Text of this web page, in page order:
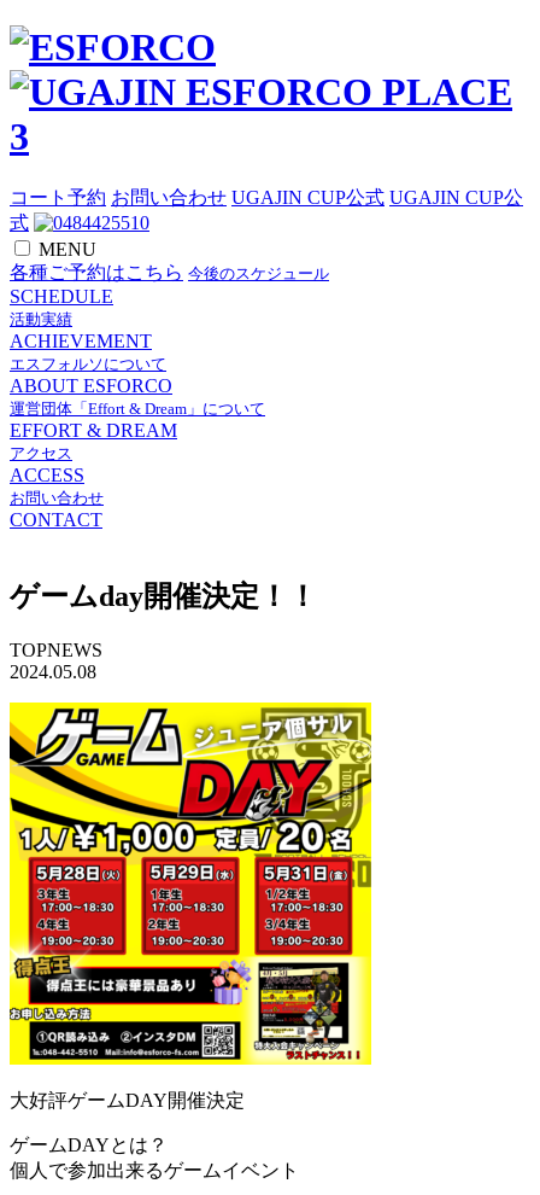
コート予約 お問い合わせ UGAJIN CUP公式 UGAJIN CUP公
式
MENU
各種ご予約はこちら 今後のスケジュール
SCHEDULE
活動実績
ACHIEVEMENT
エスフォルソについて
ABOUT ESFORCO
運営団体「Effort & Dream」について
EFFORT & DREAM
アクセス
ACCESS
お問い合わせ
CONTACT
ゲームday開催決定！！
TOPNEWS
2024.05.08
大好評ゲームDAY開催決定
ゲームDAYとは？
個人で参加出来るゲームイベント